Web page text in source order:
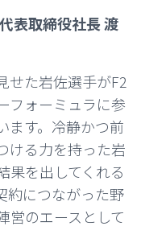
表取締役社長 渡
せた岩佐選手がF2
フォーミュラに参
ます。冷静かつ前
ける力を持った岩
果を出してくれる
約につながった野
営のエースとして